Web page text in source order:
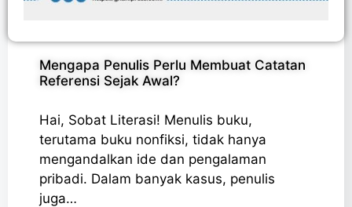
Mengapa Penulis Perlu Membuat Catatan
Referensi Sejak Awal?
Hai, Sobat Literasi! Menulis buku,
terutama buku nonfiksi, tidak hanya
mengandalkan ide dan pengalaman
pribadi. Dalam banyak kasus, penulis
juga…